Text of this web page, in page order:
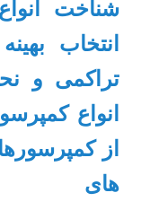
شناخت
انتخاب
تراکمی و
انواع
از
های